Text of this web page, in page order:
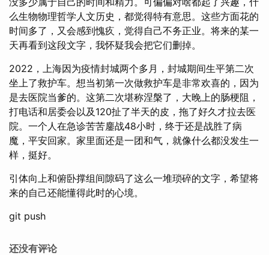
么生物物理哲学人文历史，都觉得特有意思。这些方面花的
时间多了，又会感到愧疚，觉得自己不务正业。将来的某一
天再看到这段文字，我怀疑我会把它们删掉。
2022，上海因为疫情封城两个多月，封城期间生平第二次
坐上了救护车。想当初第一次做救护车是非常欢喜的，因为
是去医院当爹的。这第二次堪称涅槃了，大晚上的肠梗阻，
打电话和居委会以及120扯了半天的皮，拖了好久才拉去医
院。一个人在急诊苦苦鏖战48小时，终于还是战胜了病
魔，平安回家。家里面还是一团和气，就像什么都没发生一
样，挺好。
引体向上和俯卧撑组间隙码了这么一堆琐碎的文字，希望将
来的自己还能懂得此时的心境。
git push
还没有评论